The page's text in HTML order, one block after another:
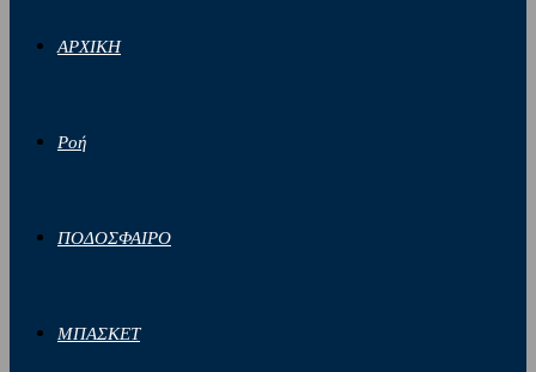
ΑΡΧΙΚΗ
Ροή
ΠΟΔΟΣΦΑΙΡΟ
ΜΠΑΣΚΕΤ